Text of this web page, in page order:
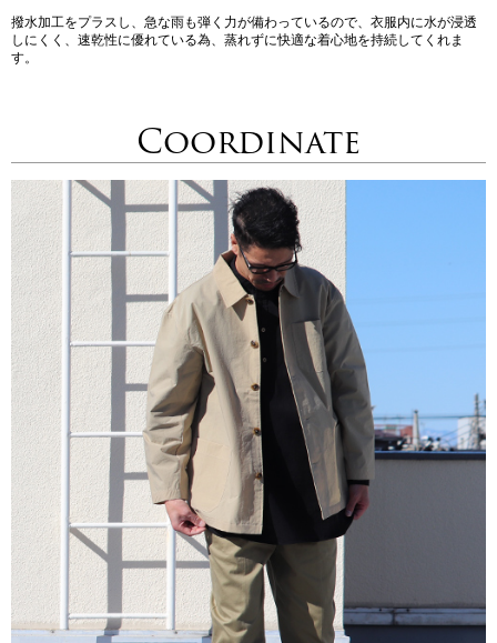
撥水加工をプラスし、急な雨も弾く力が備わっているので、衣服内に水が浸透
しにくく、速乾性に優れている為、蒸れずに快適な着心地を持続してくれま
す。
Coordinate